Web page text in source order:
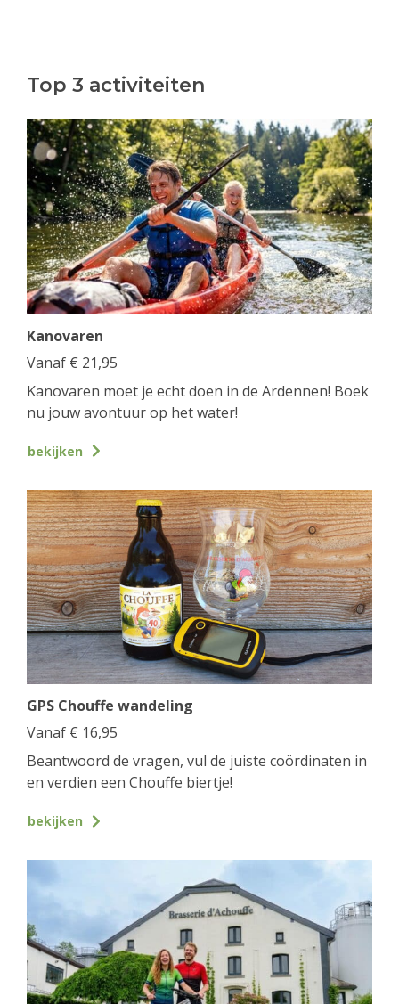
Top 3 activiteiten
Kanovaren
Vanaf € 21,95
Kanovaren moet je echt doen in de Ardennen! Boek
nu jouw avontuur op het water!
bekijken
GPS Chouffe wandeling
Vanaf € 16,95
Beantwoord de vragen, vul de juiste coördinaten in
en verdien een Chouffe biertje!
bekijken